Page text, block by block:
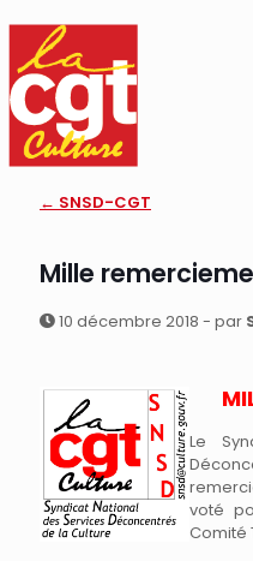
← SNSD-CGT
Mille
10 décembre 2018 - par
Le
voté
Comité